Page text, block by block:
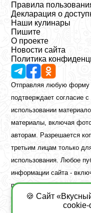
Правила
Декларация о
Наши кулинары
Пишите
О проекте
Новости сайта
Политика
Отправляя любую форму
подтверждает согласие с
использовании
материалы, включая
авторам. Разрешается
третьим лицам только
использования. Любое
информации сайта -
публикацию или
предварительного
Copyright ©2026
🍪 Сайт